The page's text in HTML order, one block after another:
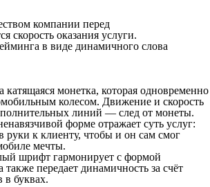
компании перед
скорость оказания услуги.
в виде динамичного слова
катящаяся монетка, которая одновременно
колесом. Движение и скорость
линий — след от монеты.
форме отражает суть услуг:
руки к клиенту, чтобы и он сам смог
мечты.
шрифт гармонирует с формой
также передает динамичность за счёт
в буквах.